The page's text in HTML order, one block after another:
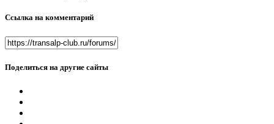
Ссылка на комментарий
Поделиться на другие сайты